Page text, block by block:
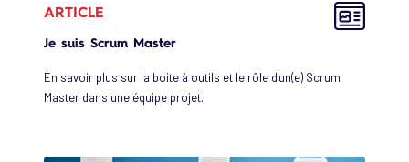
ARTICLE
Je suis Scrum Master
En savoir plus sur la boite à outils et le rôle d'un(e) Scrum
Master dans une équipe projet.